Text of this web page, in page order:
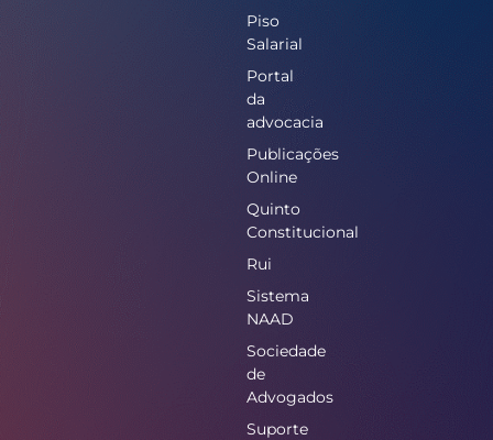
Piso
Salarial
Portal
da
advocacia
Publicações
Online
Quinto
Constitucional
Rui
Sistema
NAAD
Sociedade
de
Advogados
Suporte